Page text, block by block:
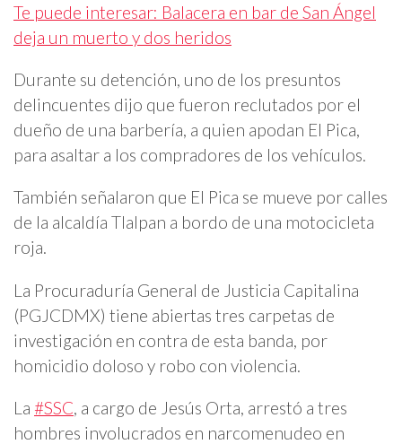
Te puede interesar: Balacera en bar de San Ángel
deja un muerto y dos heridos
Durante su detención, uno de los presuntos
delincuentes dijo que fueron reclutados por el
dueño de una barbería, a quien apodan El Pica,
para asaltar a los compradores de los vehículos.
También señalaron que El Pica se mueve por calles
de la alcaldía Tlalpan a bordo de una motocicleta
roja.
La Procuraduría General de Justicia Capitalina
(PGJCDMX) tiene abiertas tres carpetas de
investigación en contra de esta banda, por
homicidio doloso y robo con violencia.
La #SSC, a cargo de Jesús Orta, arrestó a tres
hombres involucrados en narcomenudeo en